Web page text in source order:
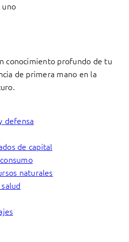
uno
conocimiento profundo de tu
de primera mano en la
defensa
de capital
naturales